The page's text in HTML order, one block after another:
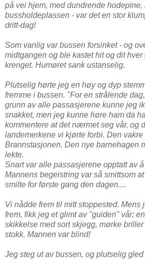
på vei hjem, med dundrende hodepine,
bussholdeplassen - var det en stor
dritt-dag!
Som vanlig var bussen forsinket - og
midtgangen og ble kastet hit og dit hver
krenget. Humøret sank ustanselig.
Plutselig hørte jeg en høy og dyp
fremme i bussen. "For en strålende
grunn av alle passasjerene kunne jeg
snakket, men jeg kunne høre ham da
kommentere at det nærmet seg vår, og
landemerkene vi kjørte forbi. Den vakre
Brannstasjonen. Den nye barnehagen
lekte.
Snart var alle passasjerene opptatt av
Mannens begeistring var så smittsom
smilte for første gang den dagen....
Vi nådde frem til mitt stoppested. Mens
frem, fikk jeg et glimt av "guiden" vår;
skikkelse med sort skjegg, mørke
stokk. Mannen var blind!
Jeg steg ut av bussen, og plutselig